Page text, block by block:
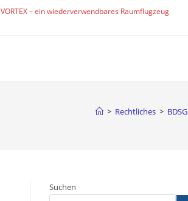
VORTEX – ein wiederverwendbares Raumflugzeug
> Rechtliches > BDSG
Suchen